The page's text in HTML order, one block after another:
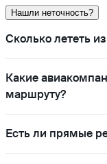
Нашли неточность?
Сколько лететь
Какие
маршруту?
Есть ли прямые